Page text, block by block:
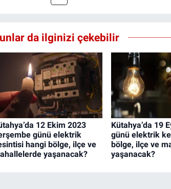
da ilginizi çekebilir
12 Ekim 2023
günü elektrik
hangi bölge, ilçe ve
yaşanacak?
Kütahya’da 19
günü elektrik
bölge, ilçe ve
yaşanacak?